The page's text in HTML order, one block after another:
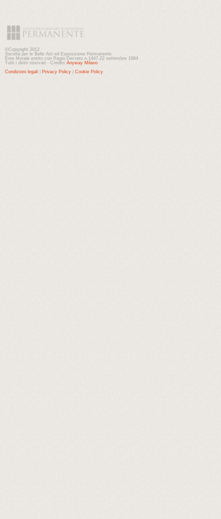
©Copyright 2012
Società per le Belle Arti ed Esposizione Permanente
Ente Morale eretto con Regio Decreto n.1447-22 settembre 1884
Tutti i diritti riservati - Credits Anyway Milano
Condizioni legali
Privacy Policy Cookie Policy